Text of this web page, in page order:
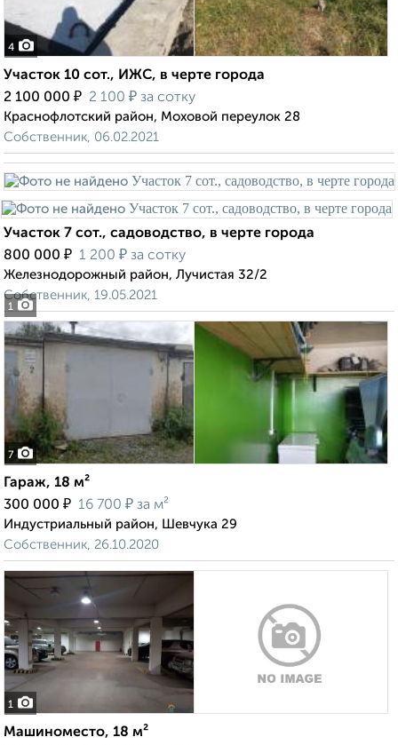
4
Участок 10 сот., ИЖС, в черте города
2 100 000 ₽ 2 100 ₽ за сотку
Краснофлотский район, Моховой переулок 28
Собственник, 06.02.2021
1
Участок 7 сот., садоводство, в черте города
800 000 ₽ 1 200 ₽ за сотку
Железнодорожный район, Лучистая 32/2
Собственник, 19.05.2021
7
Гараж, 18 м²
300 000 ₽ 16 700 ₽ за м²
Индустриальный район, Шевчука 29
Собственник, 26.10.2020
1
Машиноместо, 18 м²